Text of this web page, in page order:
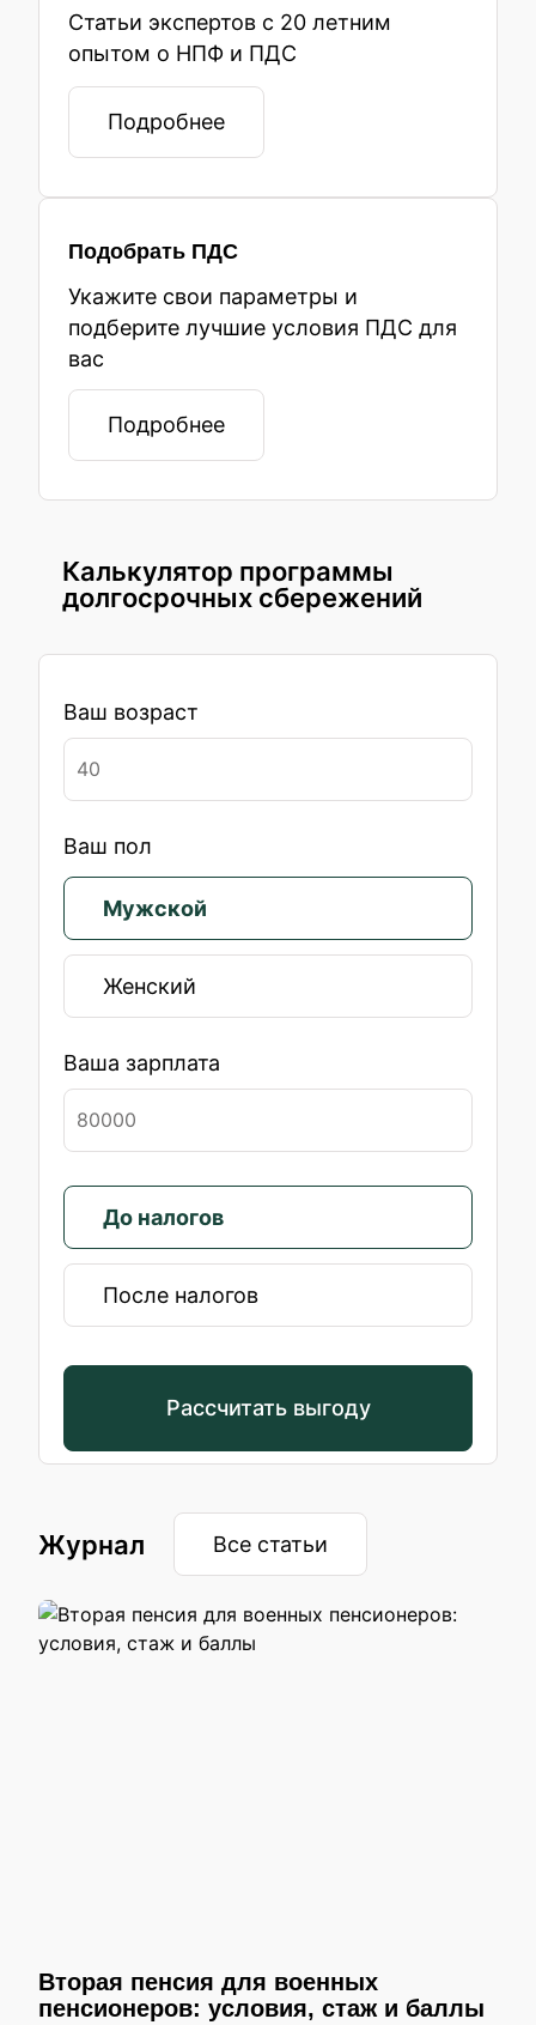
Статьи экспертов с 20 летним
опытом о НПФ и ПДС
Подробнее
Подобрать ПДС
Укажите свои параметры и
подберите лучшие условия ПДС для
вас
Подробнее
Калькулятор программы
долгосрочных сбережений
Ваш возраст
Ваш пол
Мужской
Женский
Ваша зарплата
До налогов
После налогов
Рассчитать выгоду
Журнал Все статьи
Вторая пенсия для военных
пенсионеров: условия, стаж и баллы